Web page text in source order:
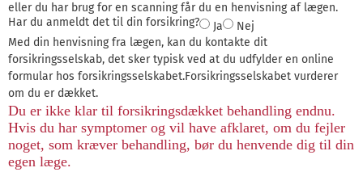
eller du har brug for en scanning får du en henvisning af lægen.
Har du anmeldt det til din forsikring?
Ja
Nej
Med din henvisning fra lægen, kan du kontakte dit
forsikringsselskab, det sker typisk ved at du udfylder en online
formular hos forsikringsselskabet.Forsikringsselskabet vurderer
om du er dækket.
Du er ikke klar til forsikringsdækket behandling endnu.
Hvis du har symptomer og vil have afklaret, om du fejler
noget, som kræver behandling, bør du henvende dig til din
egen læge.